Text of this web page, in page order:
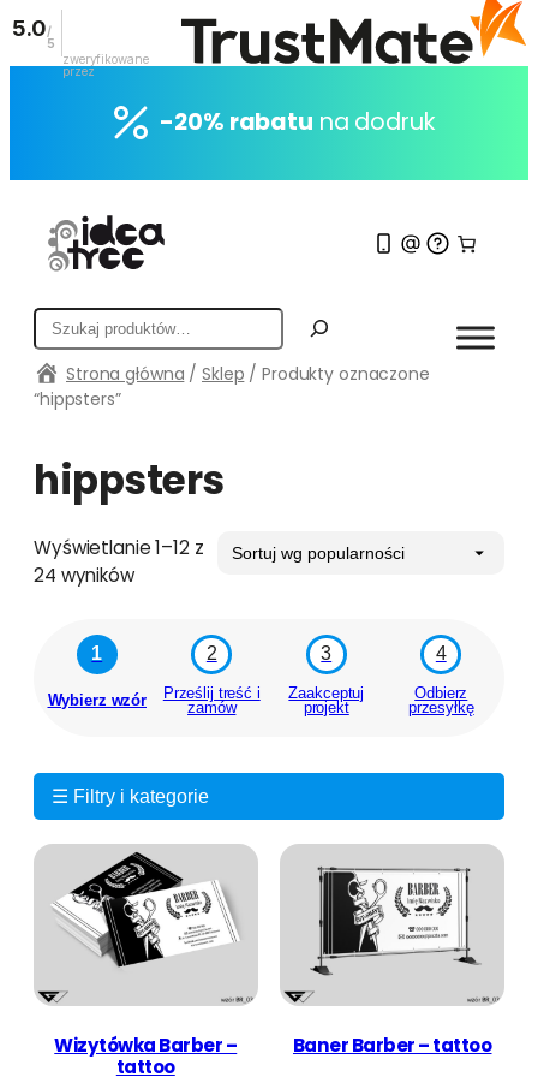
Przejdź
-20% rabatu na dodruk
S
z
u
k
Strona główna / Sklep / Produkty oznaczone
“hippsters”
hippsters
Wyświetlanie 1–12 z
24 wynikówP
t
w
a
n
e
w
e
d
ł
p
o
1
Wybierz wzór
2
Prześlij treść i
zamów
3
Zaakceptuj
projekt
4
Odbierz
przesyłkę
☰ Filtry i kategorie
Wizytówka Barber –
tattoo
Baner Barber – tattoo
5.0/
5
zweryfikowane
przez